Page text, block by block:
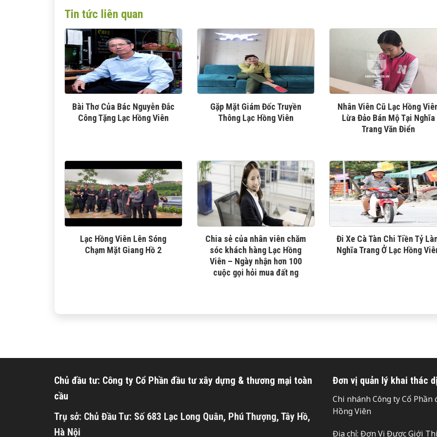
Tin tức liên quan
Bài Thơ Của Bác Nguyễn Đắc
Công Tặng Lạc Hồng Viên
Gặp Mặt Giám Đốc Truyền
Thông Lạc Hồng Viên
Nhân Viên Cũ Lạc Hồng
Lừa Đảo Bán Mộ Tại Nghĩa
Trang Văn Điển
Lạc Hồng Viên Lên Sóng
Chạm Mặt Giang Hồ 2
Chia sẻ của nhân viên chăm
sóc khách hàng Lạc Hồng
Viên – Ngày nhận hơn 100
cuộc gọi hỏi mua đất ng
Đi Xe Cà Tàn Chi Tiền Tỷ
Nghĩa Trang Ở Lạc Hồng
Chủ đầu tư: Công ty Cổ Phần đầu tư xây dựng & thương mại toàn
cầu
Trụ sở: Chủ Đầu Tư: Số 683 Lạc Long Quân, Phú Thượng, Tây Hồ,
Hà Nội
Đơn vị quản lý khai thác
Chi nhánh Công ty Cổ
Hồng Viên
Địa chỉ: Đơn Vị Được Giới